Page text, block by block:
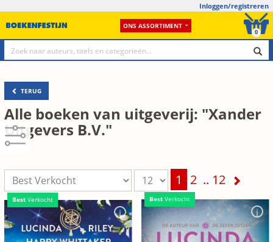
Inloggen/registreren
ONS ASSORTIMENT
0
TERUG
Alle boeken van uitgeverij: "Xander
Uitgevers B.V."
1 2 .. 12
BestVerkocht BestVerkocht